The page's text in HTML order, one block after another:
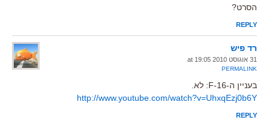
הסרט?
REPLY
רד פיש
31 אוגוסט 2010 at 19:05
PERMALINK
בעניין ה-F-16: לא.
http://www.youtube.com/watch?v=UhxqEzj0b6Y
REPLY